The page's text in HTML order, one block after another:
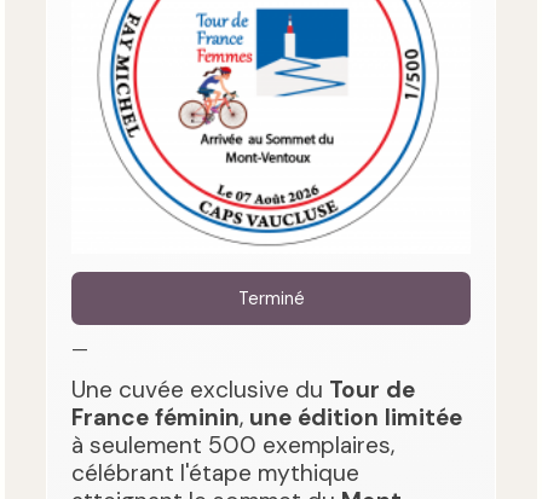
Terminé
—
Une cuvée exclusive du Tour de
France féminin, une édition limitée
à seulement 500 exemplaires,
célébrant l'étape mythique